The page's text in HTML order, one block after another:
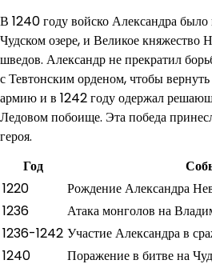
В 1240 году войско Александра
Чудском озере, и Великое княжество
шведов. Александр не прекратил
с Тевтонским орденом, чтобы
армию и в 1242 году одержал
Ледовом побоище. Эта победа
героя.
Год
1220
Рождение Александра
1236
Атака монголов на
1236-1242 Участие Александра в
1240
Поражение в битве на